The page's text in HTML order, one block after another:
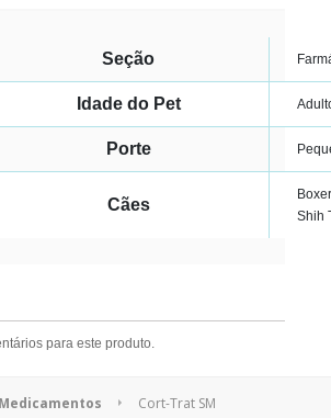
Seção
Idade do Pet
Porte
Cães
Shih
para este produto.
Medicamentos Cort-Trat SM